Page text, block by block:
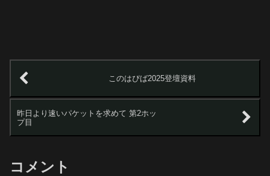
このはぴば2025登壇資料
昨日より速いパケットを求めて 第2ホッ
プ目
コメント